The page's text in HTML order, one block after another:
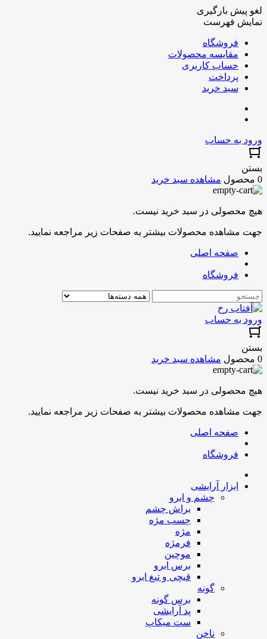
لغو پیش بارگیری
نمایش فهرست
فروشگاه
مقایسه محصولات
حساب کاربری
پرداخت
سبد خرید
ورود به حساب
بستن
0 محصول
مشاهده سبد خرید
هیچ محصولی در سبد خرید نیست.
جهت مشاهده محصولات بیشتر به صفحات زیر مراجعه نمایید.
صفحه اصلی
فروشگاه
ورود به حساب
بستن
0 محصول
مشاهده سبد خرید
هیچ محصولی در سبد خرید نیست.
جهت مشاهده محصولات بیشتر به صفحات زیر مراجعه نمایید.
صفحه اصلی
فروشگاه
ابزار آرایشی
چشم و ابرو
براش چشم
چسب مژه
مژه
فرمژه
موچین
برس ابرو
قیچی و تیغ ابرو
گونه
برس گونه
پد آرایشی
ست میکاپ
ناخن